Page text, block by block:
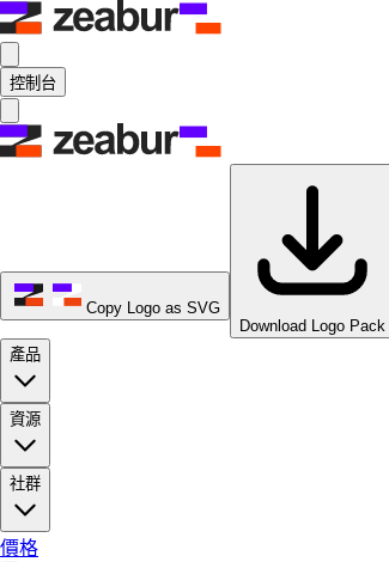
控制台
Copy Logo as SVG
Download Logo Pack
產品
資源
社群
價格